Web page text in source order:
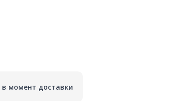
момент доставки